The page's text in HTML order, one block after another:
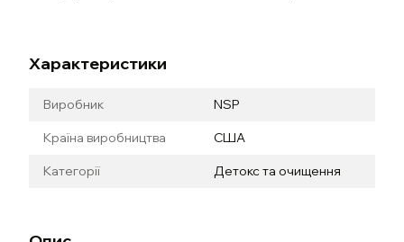
Характеристики
Виробник NSP
Країна виробництва США
Категорії Детокс та очищення